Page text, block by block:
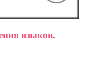
языков.